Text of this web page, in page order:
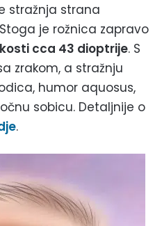
stražnja strana
je rožnica zapravo
cca 43 dioptrije. S
zrakom, a stražnju
humor aquosus,
sobicu. Detaljnije o
.